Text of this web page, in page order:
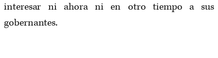
interesar ni ahora ni en otro tiempo a sus
gobernantes.